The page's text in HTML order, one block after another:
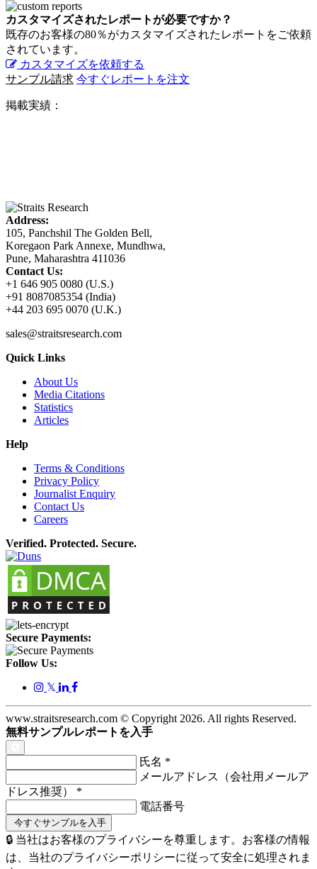
カスタマイズされたレポートが必要ですか？
既存のお客様の80％がカスタマイズされたレポートをご依頼
されています。
カスタマイズを依頼する
サンプル請求 今すぐレポートを注文
掲載実績：
Address:
105, Panchshil The Golden Bell,
Koregaon Park Annexe, Mundhwa,
Pune, Maharashtra 411036
Contact Us:
+1 646 905 0080 (U.S.)
+91 8087085354 (India)
+44 203 695 0070 (U.K.)
sales@straitsresearch.com
Quick Links
About Us
Media Citations
Statistics
Articles
Help
Terms & Conditions
Privacy Policy
Journalist Enquiry
Contact Us
Careers
Verified. Protected. Secure.
Secure Payments:
Follow Us:
𝕏
www.straitsresearch.com © Copyright 2026. All rights Reserved.
無料サンプルレポートを入手
氏名 *
メールアドレス（会社用メールア
ドレス推奨） *
電話番号
🔒 当社はお客様のプライバシーを尊重します。お客様の情報
は、当社のプライバシーポリシーに従って安全に処理されま